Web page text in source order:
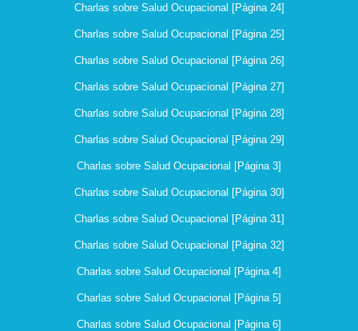
Charlas sobre Salud Ocupacional [Página 24]
Charlas sobre Salud Ocupacional [Página 25]
Charlas sobre Salud Ocupacional [Página 26]
Charlas sobre Salud Ocupacional [Página 27]
Charlas sobre Salud Ocupacional [Página 28]
Charlas sobre Salud Ocupacional [Página 29]
Charlas sobre Salud Ocupacional [Página 3]
Charlas sobre Salud Ocupacional [Página 30]
Charlas sobre Salud Ocupacional [Página 31]
Charlas sobre Salud Ocupacional [Página 32]
Charlas sobre Salud Ocupacional [Página 4]
Charlas sobre Salud Ocupacional [Página 5]
Charlas sobre Salud Ocupacional [Página 6]